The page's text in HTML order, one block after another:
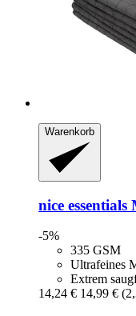
Warenkorb
nice essentials
-5%
335 GSM
Ultrafeines
Extrem
14,24 € 14,99 €